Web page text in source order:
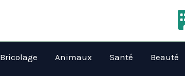
Bricolage Animaux Santé Beauté